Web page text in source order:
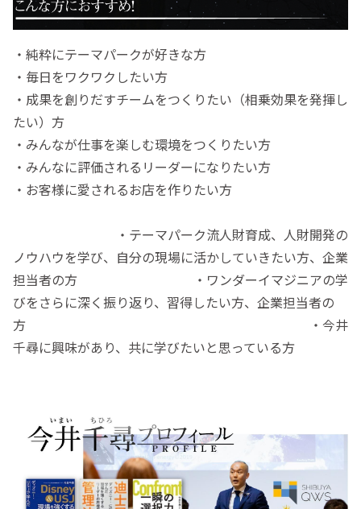
・純粋にテーマパークが好きな方
・毎日をワクワクしたい方
・成果を創りだすチームをつくりたい（相乗効果を発揮し
たい）方
・みんなが仕事を楽しむ環境をつくりたい方
・みんなに評価されるリーダーになりたい方
・お客様に愛されるお店を作りたい方
・テーマパーク流人財育成、人財開発の
ノウハウを学び、自分の現場に活かしていきたい方、企業
担当者の方 ・ワンダーイマジニアの学
びをさらに深く振り返り、習得したい方、企業担当者の
方 ・今井
千尋に興味があり、共に学びたいと思っている方